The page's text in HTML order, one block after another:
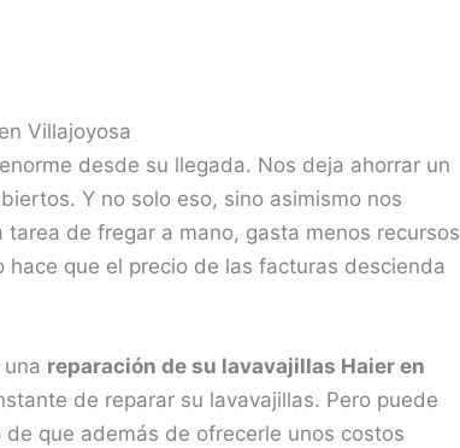
Villajoyosa
desde su llegada. Nos deja ahorrar un
Y no solo eso, sino asimismo nos
de fregar a mano, gasta menos recursos
que el precio de las facturas descienda
reparación de su lavavajillas Haier en
de reparar su lavavajillas. Pero puede
que además de ofrecerle unos costos